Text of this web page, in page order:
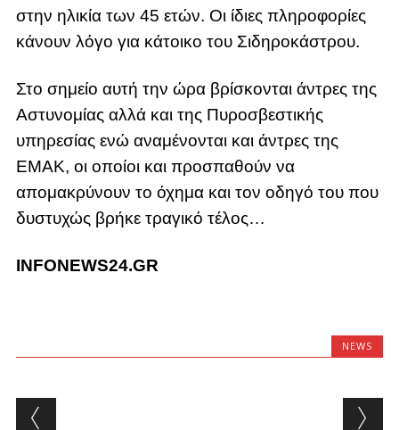
στην ηλικία των 45 ετών. Οι ίδιες πληροφορίες
κάνουν λόγο για κάτοικο του Σιδηροκάστρου.
Στο σημείο αυτή την ώρα βρίσκονται άντρες της
Αστυνομίας αλλά και της Πυροσβεστικής
υπηρεσίας ενώ αναμένονται και άντρες της
ΕΜΑΚ, οι οποίοι και προσπαθούν να
απομακρύνουν το όχημα και τον οδηγό του που
δυστυχώς βρήκε τραγικό τέλος…
INFONEWS24.GR
NEWS
Post navigation